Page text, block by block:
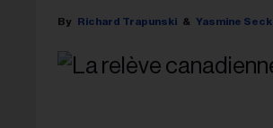
Richard Trapunski Yasmine Seck